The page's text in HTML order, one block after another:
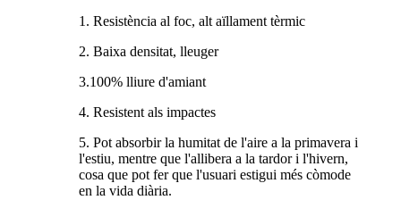
1. Resistència al foc, alt aïllament tèrmic
2. Baixa densitat, lleuger
3.100% lliure d'amiant
4. Resistent als impactes
5. Pot absorbir la humitat de l'aire a la primavera i
l'estiu, mentre que l'allibera a la tardor i l'hivern,
cosa que pot fer que l'usuari estigui més còmode
en la vida diària.